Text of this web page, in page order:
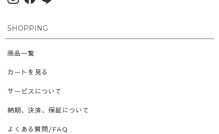
SHOPPING
商品一覧
カートを見る
サービスについて
納期、決済、保証について
よくある質問/FAQ